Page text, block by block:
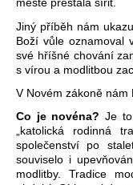
městě přestala šířit.
Jiný příběh nám
Boží vůle oznamoval
své hříšné chování
s vírou a modlitbou
V Novém zákoně nám
Co je novéna?Je
„katolická rodinná
společenství po
souviselo i
modlitby. Tradice